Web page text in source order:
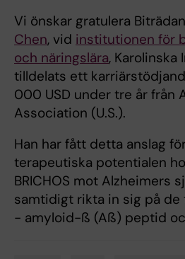
Vi önskar gratulera
Chen, vid institutionen för
och näringslära,
tilldelats ett
000 USD under tre år från
Association (U.S.).
Han har fått detta anslag
terapeutiska potentialen
BRICHOS mot Alzheimers
samtidigt rikta in sig på de
- amyloid-ß (Aß) peptid